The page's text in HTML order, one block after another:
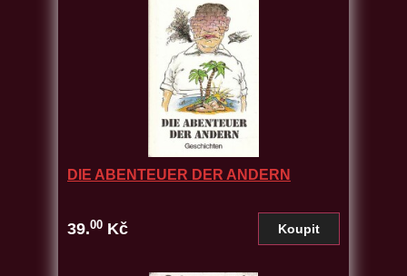
DIE ABENTEUER DER ANDERN
39.00 Kč